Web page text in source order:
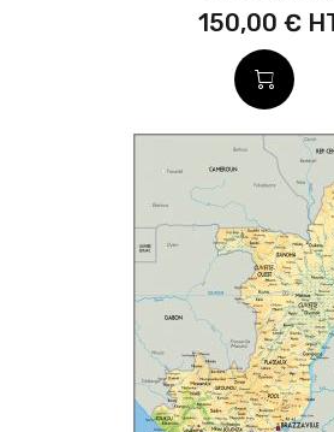
150,00 €